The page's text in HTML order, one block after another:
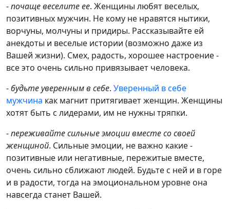
-почаще веселите ее. Женщины любят веселых,
позитивных мужчин. Не кому не нравятся нытики,
ворчуны, молчуны и придиры. Рассказывайте ей
анекдоты и веселые истории (возможно даже из
Вашей жизни). Смех, радость, хорошее настроение -
все это очень сильно привязывает человека.
-будьте уверенным в себе. Уверенный в себе
мужчина как магнит притягивает женщин. Женщины
хотят быть с лидерами, им не нужны тряпки.
-переживайте сильные эмоции вместе со своей
женщиной. Сильные эмоции, не важно какие -
позитивные или негативные, пережитые вместе,
очень сильно сближают людей. Будьте с ней и в горе
и в радости, тогда на эмоциональном уровне она
навсегда станет Вашей.